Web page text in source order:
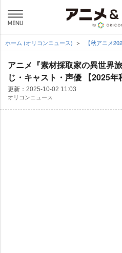
ホーム (オリコンニュース) 【秋アニメ
アニメ『素材採取家の異世界
じ・キャスト・声優 【2025年
更新： 2025-10-02 11:03
オリコンニュース